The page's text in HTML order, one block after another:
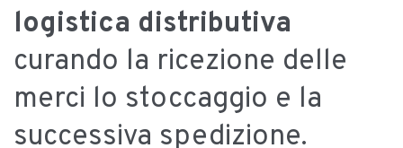
logistica distributiva
curando la ricezione delle
merci lo stoccaggio e la
successiva spedizione.